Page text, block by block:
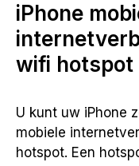
iPhone
wifi hotspot
U kunt uw iPhone
mobiele
hotspot. Een